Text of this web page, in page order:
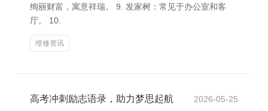
绚丽财富，寓意祥瑞。 9. 发家树：常见于办公室和客
厅。 10.
维修资讯
高考冲刺励志语录，助力梦思起航 2026-05-25